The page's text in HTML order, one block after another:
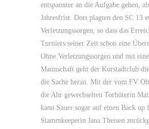
entspannter an die Aufgabe gehen,
Jahresfrist. Dort plagten den SC 13
Verletzungssorgen, so dass das
Turniers seiner Zeit schon eine
Ohne Verletzungssorgen und mit
Mannschaft geht der Kurstadtclub
die Sache heran. Mit der vom FV
die Ahr gewechselten Torhüterin
kann Sauer sogar auf einen Back up
Stammkeeperin Jana Theisen